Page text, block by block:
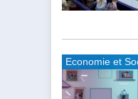
Economie et